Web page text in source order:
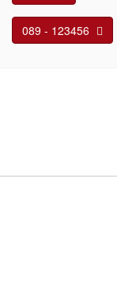
089 - 123456